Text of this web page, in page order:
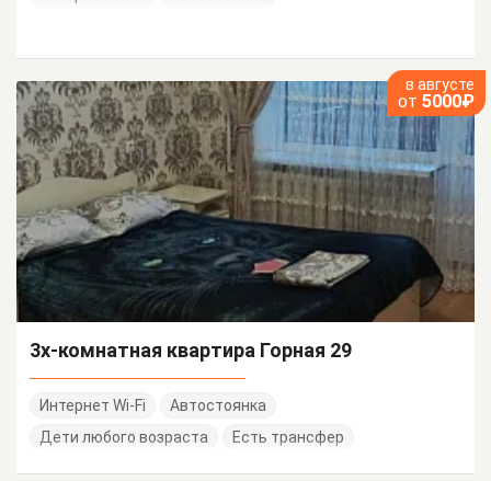
в августе
от 5000₽
3х-комнатная квартира Горная 29
Интернет Wi-Fi
Автостоянка
Дети любого возраста
Есть трансфер